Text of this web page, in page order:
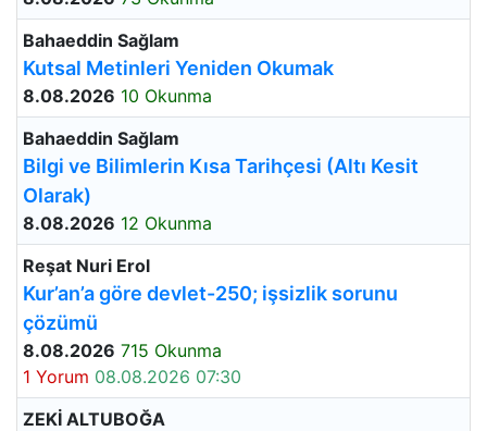
Bahaeddin Sağlam
Kutsal Metinleri Yeniden Okumak
8.08.2026 10 Okunma
Bahaeddin Sağlam
Bilgi ve Bilimlerin Kısa Tarihçesi (Altı Kesit
Olarak)
8.08.2026 12 Okunma
Reşat Nuri Erol
Kur’an’a göre devlet-250; işsizlik sorunu
çözümü
8.08.2026 715 Okunma
1 Yorum 08.08.2026 07:30
ZEKİ ALTUBOĞA